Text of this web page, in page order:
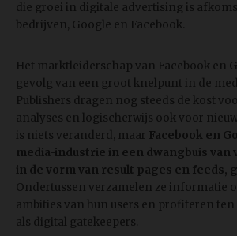
die groei in digitale advertising is
bedrijven, Google en Facebook.
Het marktleiderschap van Facebook en
gevolg van een groot knelpunt in de
Publishers dragen nog steeds de kost
analyses en logischerwijs ook voor
is niets veranderd, maar Facebook en
media-industrie in een dwangbuis
in de vorm van result pages en feeds,
Ondertussen verzamelen ze informatie
ambities van hun users en profiteren ten
als digital gatekeepers.